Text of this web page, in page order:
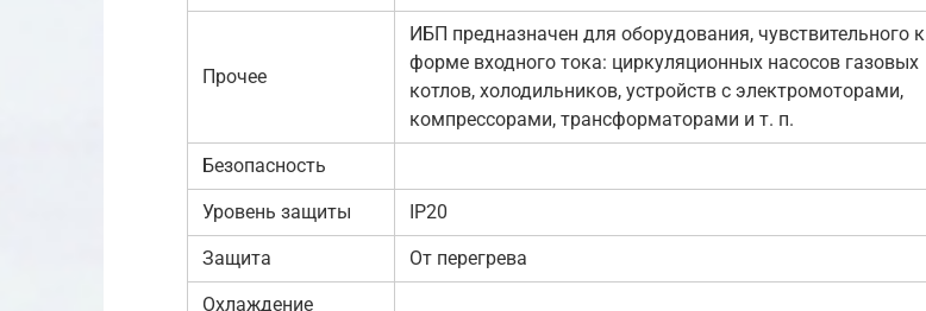
Прочее
ИБП предназначен для оборудования, чувствительного к
форме входного тока: циркуляционных насосов газовых
котлов, холодильников, устройств с электромоторами,
компрессорами, трансформаторами и т. п.
Безопасность
Уровень защиты IP20
Защита От перегрева
Охлаждение